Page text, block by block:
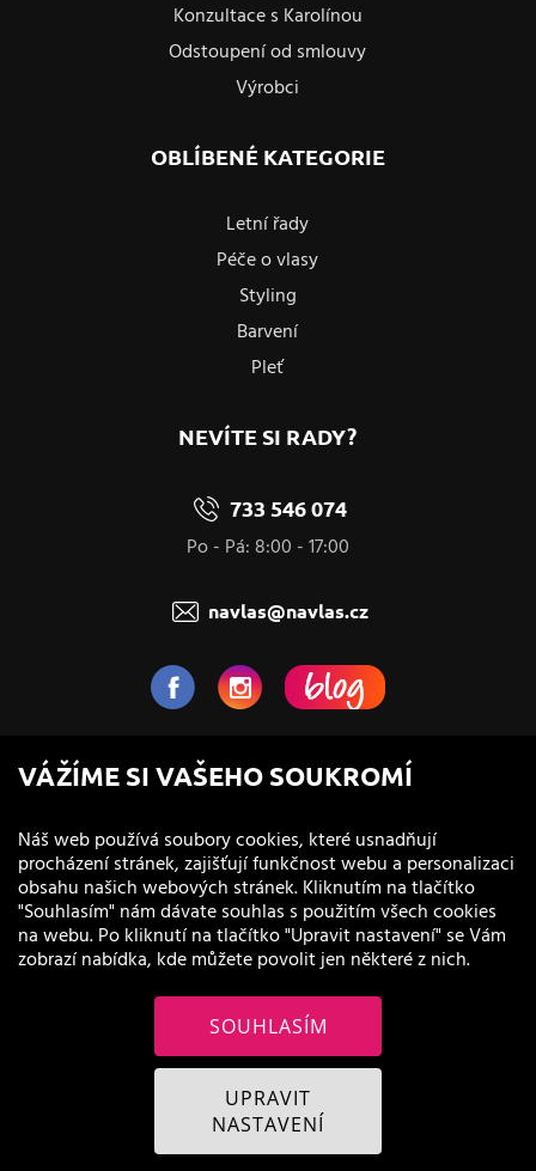
Konzultace s Karolínou
Odstoupení od smlouvy
Výrobci
OBLÍBENÉ KATEGORIE
Letní řady
Péče o vlasy
Styling
Barvení
Pleť
NEVÍTE SI RADY?
733 546 074
Po - Pá: 8:00 - 17:00
navlas@navlas.cz
NaVlas.cz - Vlasová kosmetika
provozovatel e-shopu a prodejen
© 2011 - 2026 NaVlas.cz
VÁŽÍME SI VAŠEHO SOUKROMÍ
Náš web používá soubory cookies, které usnadňují
procházení stránek, zajišťují funkčnost webu a personalizaci
obsahu našich webových stránek. Kliknutím na tlačítko
"Souhlasím" nám dávate souhlas s použitím všech cookies
na webu. Po kliknutí na tlačítko "Upravit nastavení" se Vám
zobrazí nabídka, kde můžete povolit jen některé z nich.
SOUHLASÍM
UPRAVIT
NASTAVENÍ